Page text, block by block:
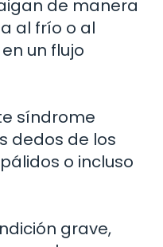
de manera
al frío o al
un flujo
síndrome
dedos de los
o incluso
grave,